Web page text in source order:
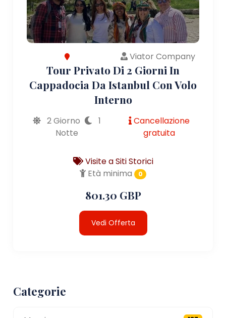
Viator Company
Tour Privato Di 2 Giorni In
Cappadocia Da Istanbul Con Volo
Interno
2 Giorno
1
Notte
Cancellazione
gratuita
Visite a Siti Storici
Età minima
0
801.30 GBP
Vedi Offerta
Categorie